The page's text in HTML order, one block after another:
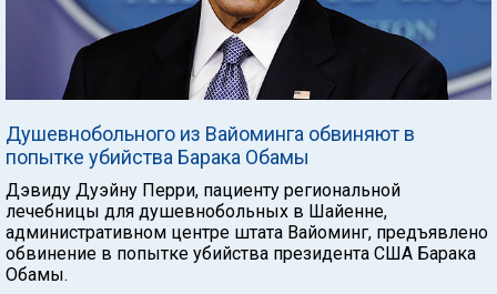
Душевнобольного из Вайоминга обвиняют в
попытке убийства Барака Обамы
Дэвиду Дуэйну Перри, пациенту региональной
лечебницы для душевнобольных в Шайенне,
административном центре штата Вайоминг, предъявлено
обвинение в попытке убийства президента США Барака
Обамы.